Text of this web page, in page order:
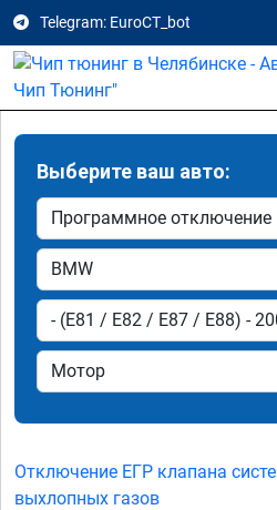
Telegram: EuroCT_bot
Выберите ваш авто:
Отключение ЕГР клапана
выхлопных газов